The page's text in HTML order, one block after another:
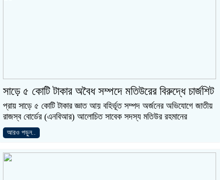
সাড়ে ৫ কোটি টাকার অবৈধ সম্পদে মতিউরের বিরুদ্ধে চার্জশিট
প্রায় সাড়ে ৫ কোটি টাকার জ্ঞাত আয় বহির্ভূত সম্পদ অর্জনের অভিযোগে জাতীয়
রাজস্ব বোর্ডের (এনবিআর) আলোচিত সাবেক সদস্য মতিউর রহমানের
আরও পড়ুন..